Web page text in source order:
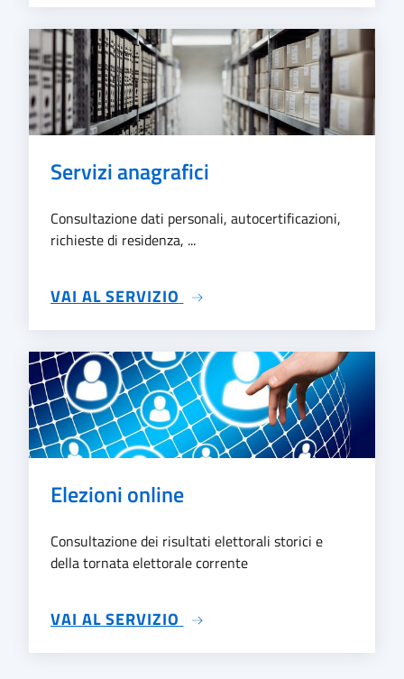
Servizi anagrafici
Consultazione dati personali, autocertificazioni,
richieste di residenza, ...
VAI AL SERVIZIO SU SERVIZI ANAGRAFICI
Elezioni online
Consultazione dei risultati elettorali storici e
della tornata elettorale corrente
VAI AL SERVIZIO SU ELEZIONI ONLINE